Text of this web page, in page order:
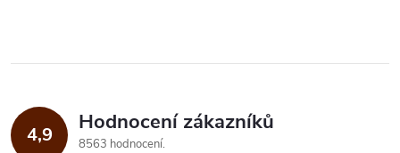
4,9 Hodnocení zákazníků
8563 hodnocení